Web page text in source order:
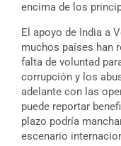
encima de los
El apoyo de India a
muchos países han
falta de voluntad
corrupción y los
adelante con las
puede reportar
plazo podría
escenario